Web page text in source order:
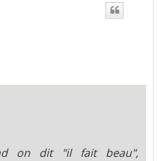
on dit "il fait beau",